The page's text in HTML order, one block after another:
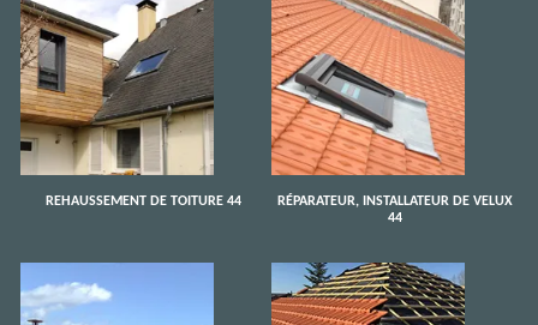
REHAUSSEMENT DE TOITURE 44
RÉPARATEUR, INSTALLATEUR DE VELUX
44